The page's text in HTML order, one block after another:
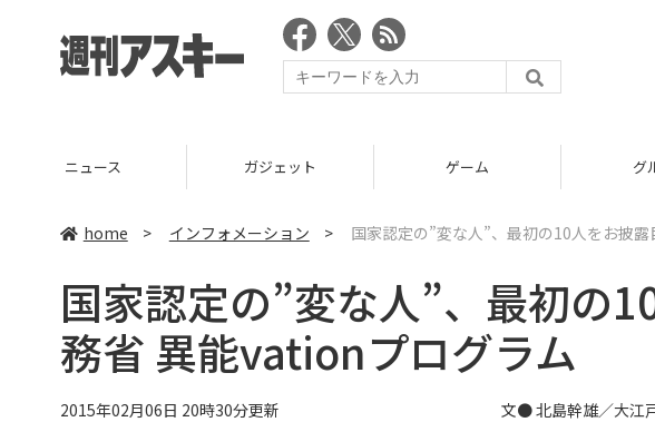
ニュース ガジェット ゲーム グ
home > インフォメーション > 国家認定の”変な人”、最初の10人をお披
国家認定の”変な人”、最初の
務省 異能vationプログラム
2015年02月06日 20時30分更新 文● 北島幹雄／大江